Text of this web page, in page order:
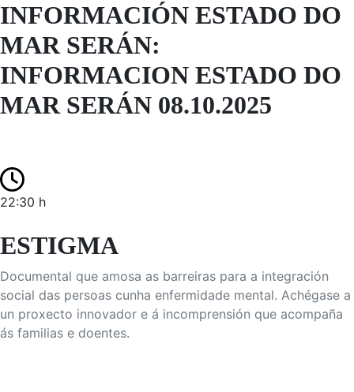
INFORMACIÓN ESTADO DO
MAR SERÁN:
INFORMACION ESTADO DO
MAR SERÁN 08.10.2025
22:30 h
ESTIGMA
Documental que amosa as barreiras para a integración
social das persoas cunha enfermidade mental. Achégase a
un proxecto innovador e á incomprensión que acompaña
ás familias e doentes.